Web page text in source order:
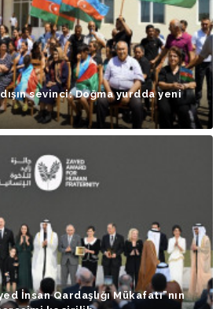
sevinci: Doğma yurdda yeni
İnsan Qardaşlığı Mükafatı”nın